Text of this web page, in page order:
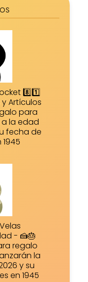
8️⃣1️⃣
y Artículos
para
la edad
fecha de
- 🍰🎂
regalo
la
y su
en 1945